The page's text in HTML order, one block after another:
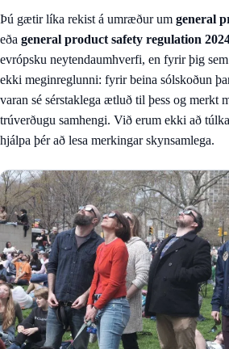
Þú gætir líka rekist á umræður um general
eða general product safety regulation
evrópsku neytendaumhverfi, en fyrir þig
ekki meginreglunni: fyrir beina sólskoðun
varan sé sérstaklega ætluð til þess og merkt
trúverðugu samhengi. Við erum ekki að
hjálpa þér að lesa merkingar skynsamlega.